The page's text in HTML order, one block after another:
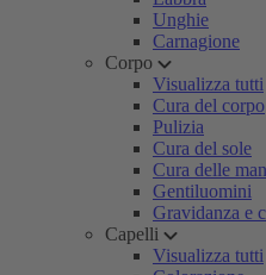
Unghie
Carnagione
Corpo
Visualizza tutti
Cura del corpo
Pulizia
Cura del sole
Cura delle
Gentiluomini
Gravidanza e
Capelli
Visualizza tutti